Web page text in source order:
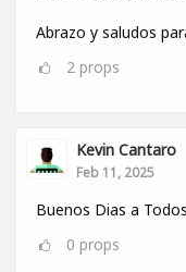
Abrazo y saludos
2 props
Kevin Cantaro
Feb 11, 2025
Buenos Dias a Todos
0 props